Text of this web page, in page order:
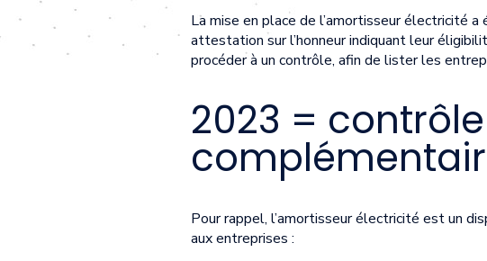
La mise en place de l’amortisseur électricité
attestation sur l’honneur indiquant leur
procéder à un contrôle, afin de lister les
2023 =
Pour rappel, l’amortisseur électricité est un
aux entreprises :